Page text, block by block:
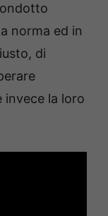
norma ed in
di
invece la loro